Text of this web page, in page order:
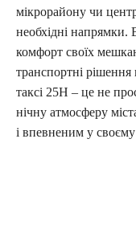
мікрорайону чи
необхідні напрямки.
комфорт своїх
транспортні
таксі 25Н – це не
нічну атмосферу
і впевненим у